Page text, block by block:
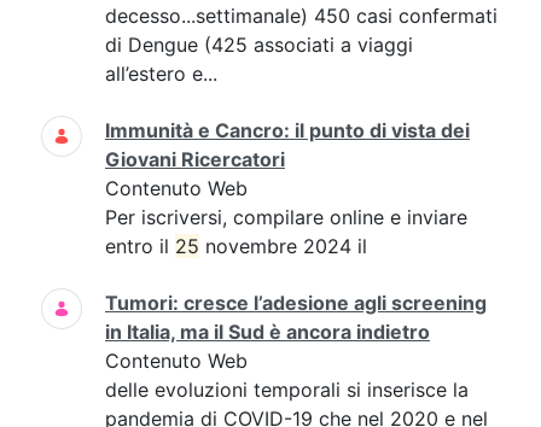
decesso...settimanale) 450 casi confermati
di Dengue (425 associati a viaggi
all’estero e...
Immunità e Cancro: il punto di vista dei
Giovani Ricercatori
Contenuto Web
Per iscriversi, compilare online e inviare
entro il 25 novembre 2024 il
Tumori: cresce l’adesione agli screening
in Italia, ma il Sud è ancora indietro
Contenuto Web
delle evoluzioni temporali si inserisce la
pandemia di COVID-19 che nel 2020 e nel